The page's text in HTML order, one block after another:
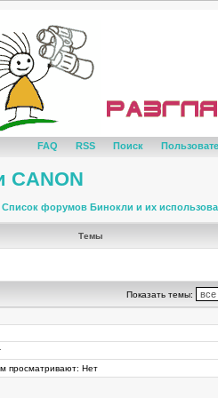
FAQ RSS Поиск
CANON
Список форумов Бинокли и их
Темы
Показать темы:
просматривают: Нет